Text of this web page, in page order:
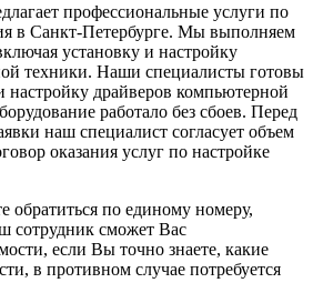
профессиональные услуги по
в Санкт-Петербурге. Мы выполняем
установку и настройку
техники. Наши специалисты готовы
настройку драйверов компьютерной
работало без сбоев. Перед
наш специалист согласует объем
оказания услуг по настройке
обратиться по единому номеру,
сотрудник сможет Вас
если Вы точно знаете, какие
в противном случае потребуется